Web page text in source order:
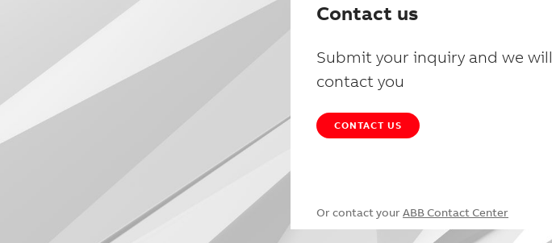
Contact us
Submit your inquiry and we will
contact you
CONTACT US
Or contact your ABB Contact Center